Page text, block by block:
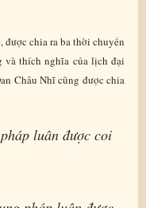
chia ra ba thời chuyển
và thích nghĩa của lịch đại
Châu Nhĩ cũng được chia
luân được coi